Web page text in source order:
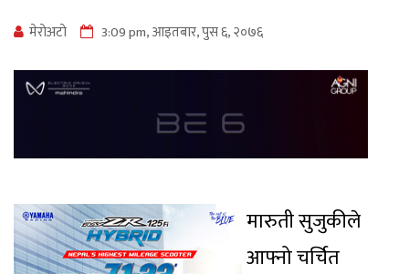
मेराेअटाे 3:09 pm, आइतबार, पुस ६, २०७६
मारुती सुजुकीले
आफ्नो चर्चित